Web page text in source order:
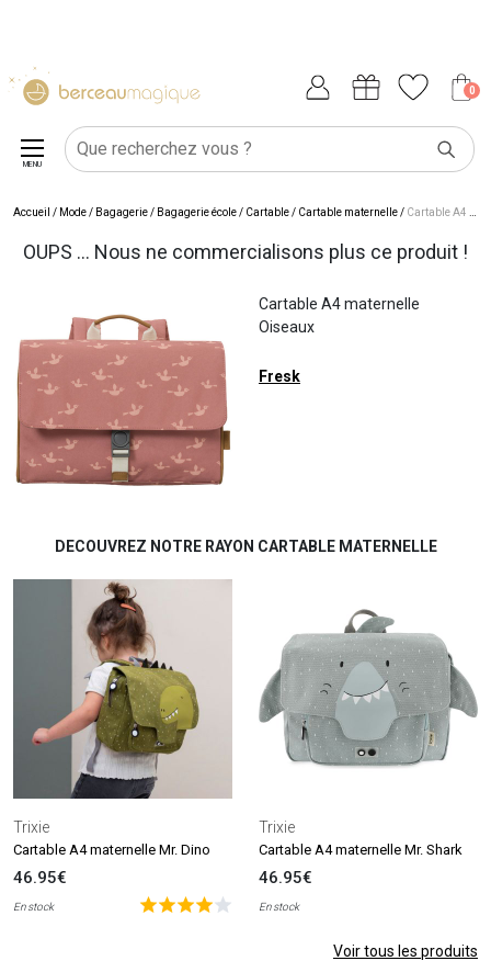
0
MENU
Accueil / Mode / Bagagerie/ Bagagerie école/ Cartable/ Cartable maternelle/ Cartable A4 maternelle Oiseaux
OUPS ... Nous ne commercialisons plus ce produit !
Cartable A4 maternelle
Oiseaux
Fresk
DECOUVREZ NOTRE RAYON CARTABLE MATERNELLE
Trixie
Cartable A4 maternelle Mr. Dino
46.95€
En stock
Trixie
Cartable A4 maternelle Mr. Shark
46.95€
En stock
Voir tous les produits